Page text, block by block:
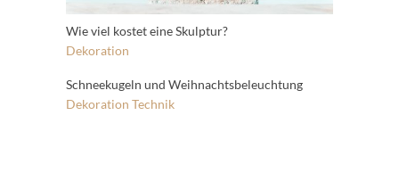
Wie viel kostet eine Skulptur?
Dekoration
Schneekugeln und Weihnachtsbeleuchtung
Dekoration Technik